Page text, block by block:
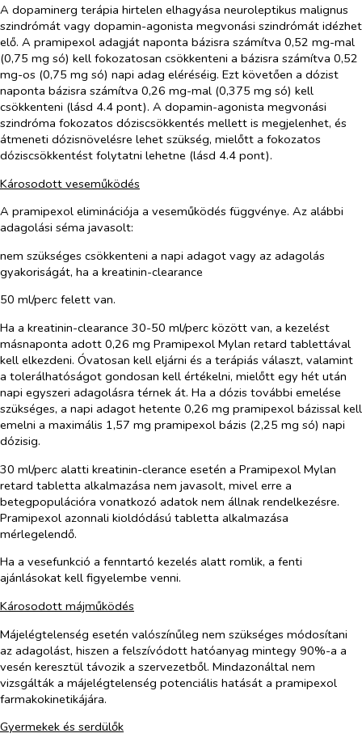
A dopaminerg terápia hirtelen elhagyása neuroleptikus malignus
szindrómát vagy dopamin-agonista megvonási szindrómát idézhet
elő. A pramipexol adagját naponta bázisra számítva 0,52 mg-mal
(0,75 mg só) kell fokozatosan csökkenteni a bázisra számítva 0,52
mg-os (0,75 mg só) napi adag eléréséig. Ezt követően a dózist
naponta bázisra számítva 0,26 mg-mal (0,375 mg só) kell
csökkenteni (lásd 4.4 pont). A dopamin-agonista megvonási
szindróma fokozatos dóziscsökkentés mellett is megjelenhet, és
átmeneti dózisnövelésre lehet szükség, mielőtt a fokozatos
dóziscsökkentést folytatni lehetne (lásd 4.4 pont).
Károsodott veseműködés
A pramipexol eliminációja a veseműködés függvénye. Az alábbi
adagolási séma javasolt:
nem szükséges csökkenteni a napi adagot vagy az adagolás
gyakoriságát, ha a kreatinin-clearance
50 ml/perc felett van.
Ha a kreatinin-clearance 30-50 ml/perc között van, a kezelést
másnaponta adott 0,26 mg Pramipexol Mylan retard tablettával
kell elkezdeni. Óvatosan kell eljárni és a terápiás választ, valamint
a tolerálhatóságot gondosan kell értékelni, mielőtt egy hét után
napi egyszeri adagolásra térnek át. Ha a dózis további emelése
szükséges, a napi adagot hetente 0,26 mg pramipexol bázissal kell
emelni a maximális 1,57 mg pramipexol bázis (2,25 mg só) napi
dózisig.
30 ml/perc alatti kreatinin-clerance esetén a Pramipexol Mylan
retard tabletta alkalmazása nem javasolt, mivel erre a
betegpopulációra vonatkozó adatok nem állnak rendelkezésre.
Pramipexol azonnali kioldódású tabletta alkalmazása
mérlegelendő.
Ha a vesefunkció a fenntartó kezelés alatt romlik, a fenti
ajánlásokat kell figyelembe venni.
Károsodott májműködés
Májelégtelenség esetén valószínűleg nem szükséges módosítani
az adagolást, hiszen a felszívódott hatóanyag mintegy 90%-a a
vesén keresztül távozik a szervezetből. Mindazonáltal nem
vizsgálták a májelégtelenség potenciális hatását a pramipexol
farmakokinetikájára.
Gyermekek és serdülők